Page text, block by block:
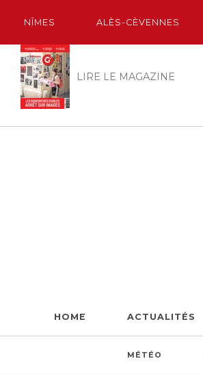
NÎMES ALÈS-CÈVENNES
LIRE LE MAGAZINE
HOME ACTUALITÉS
MÉTÉO